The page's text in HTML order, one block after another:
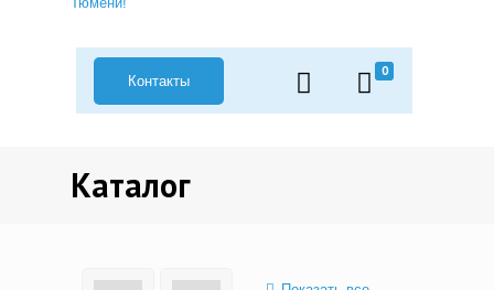
0
Контакты
Каталог